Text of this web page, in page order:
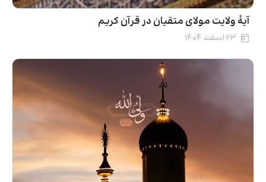
آیۀ ولایت مولای متقیان در قرآن کریم
۲۳ اسفند ۱۴۰۴